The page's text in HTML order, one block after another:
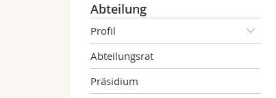
Abteilung
Profil
Abteilungsrat
Präsidium